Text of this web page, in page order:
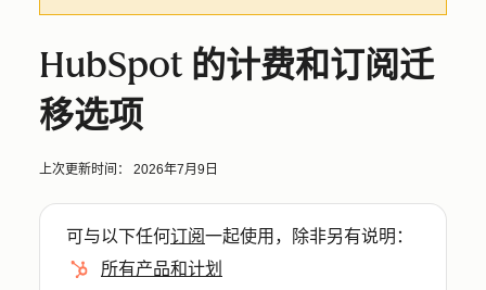
HubSpot 的计费和订阅迁
移选项
上次更新时间： 2026年7月9日
可与以下任何订阅一起使用，除非另有说明：
所有产品和计划